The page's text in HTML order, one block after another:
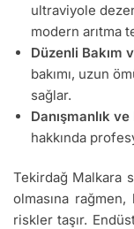
ultraviyole
modern arıtma
Düzenli Bakım
bakımı, uzun
sağlar.
Danışmanlık
hakkında
Tekirdağ Malkara
olmasına rağmen,
riskler taşır.